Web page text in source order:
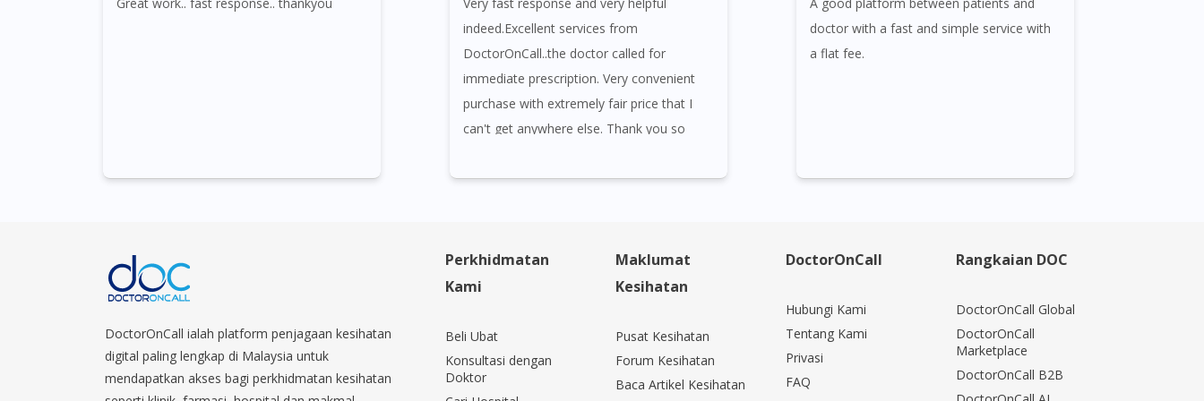
Great work.. fast response.. thankyou
Very fast response and very helpful
indeed.Excellent services from
DoctorOnCall..the doctor called for
immediate prescription. Very convenient
purchase with extremely fair price that I
can't get anywhere else. Thank you so
promotions given. Will always come back
A good platform between patients and
doctor with a fast and simple service with
a flat fee.
DoctorOnCall ialah platform penjagaan kesihatan
digital paling lengkap di Malaysia untuk
mendapatkan akses bagi perkhidmatan kesihatan
Perkhidmatan
Kami
Beli Ubat
Konsultasi dengan
Doktor
Maklumat
Kesihatan
Pusat Kesihatan
Forum Kesihatan
Baca Artikel Kesihatan
DoctorOnCall
Hubungi Kami
Tentang Kami
Privasi
FAQ
Rangkaian DOC
DoctorOnCall Global
DoctorOnCall
Marketplace
DoctorOnCall B2B